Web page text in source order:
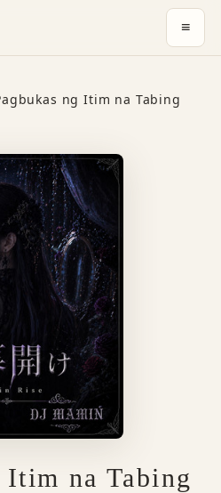
≡
ng Itim na Tabing
Itim na Tabing